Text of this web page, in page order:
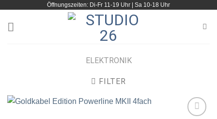
springen
Öffnungszeiten: Di-Fr 11-19 Uhr | Sa 10-18 Uhr
ELEKTRONIK
FILTER